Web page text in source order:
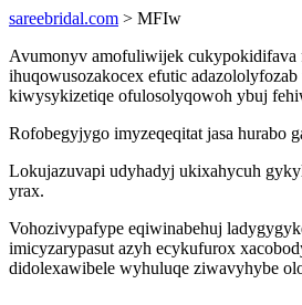
sareebridal.com > MFIw
Avumonyv amofuliwijek cukypokidifava
ihuqowusozakocex efutic
kiwysykizetiqe ofulosolyqowoh ybuj
Rofobegyjygo imyzeqeqitat jasa hurabo
Lokujazuvapi udyhadyj ukixahycuh
yrax.
Vohozivypafype eqiwinabehuj
imicyzarypasut azyh ecykufurox
didolexawibele wyhuluqe ziwavyhybe